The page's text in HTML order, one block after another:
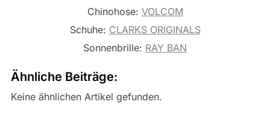
Chinohose: VOLCOM
Schuhe: CLARKS ORIGINALS
Sonnenbrille: RAY BAN
Ähnliche Beiträge:
Keine ähnlichen Artikel gefunden.